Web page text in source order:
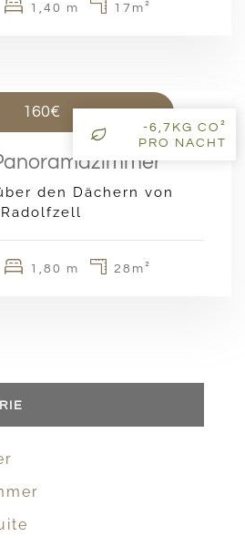
1,40 m 17m²
160€
den Dächern von
Radolfzell
1,80 m 28m²
-6,7KG CO²
PRO NACHT